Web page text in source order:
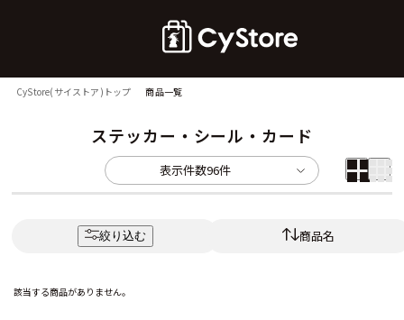
CyStore(サイストア)トップ 商品一覧
ステッカー・シール・カード
表示件数96件
絞り込む 商品名
該当する商品がありません。